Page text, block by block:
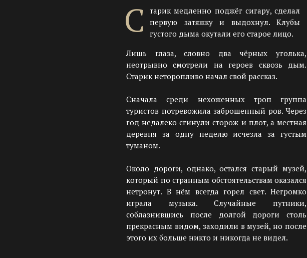
тарик медленно поджёг сигару, сделал
первую затяжку и выдохнул. Клубы
густого дыма окутали его старое лицо.
Лишь глаза, словно два чёрных уголька,
неотрывно смотрели на героев сквозь дым.
Старик неторопливо начал свой рассказ.
Сначала среди нехоженных троп группа
туристов потревожила заброшенный ров. Через
год недалеко сгинули сторож и плот, а местная
деревня за одну неделю исчезла за густым
туманом.
Около дороги, однако, остался старый музей,
который по странным обстоятельствам оказался
нетронут. В нём всегда горел свет. Негромко
играла музыка. Случайные путники,
соблазнившись после долгой дороги столь
прекрасным видом, заходили в музей, но после
этого их больше никто и никогда не видел.
С